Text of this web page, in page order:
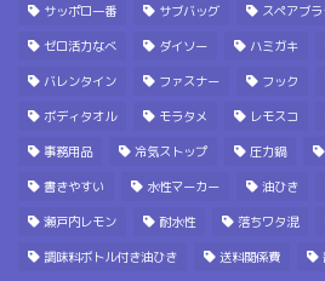
サッポロ一番 サブバッグ スペアブ
ゼロ活力なべ ダイソー ハミガキ
バレンタイン ファスナー フック
ボディタオル モラタメ レモスコ
事務用品 冷気ストップ 圧力鍋
書きやすい 水性マーカー 油ひき
瀬戸内レモン 耐水性 落ちワタ混
調味料ボトル付き油ひき 送料関係費